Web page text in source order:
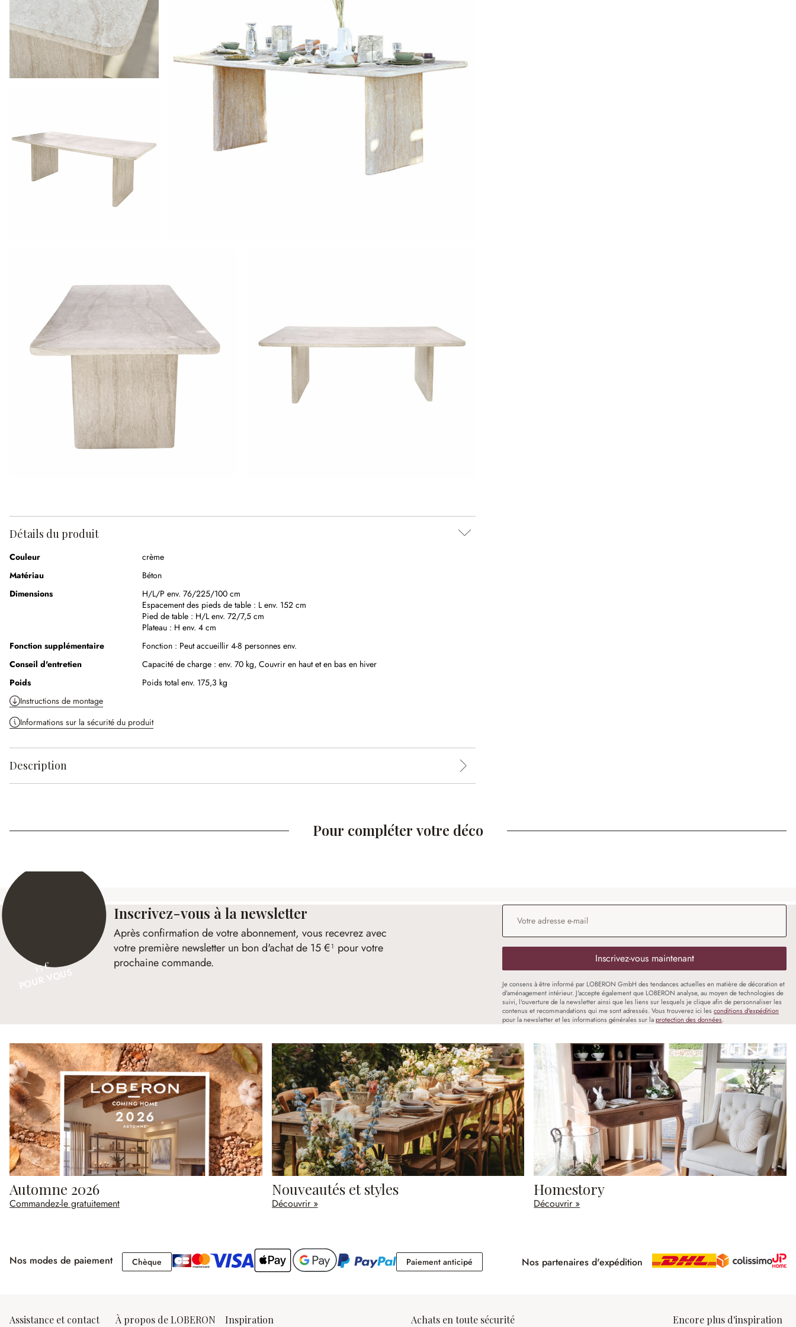
Détails du produit
Couleur
crème
Matériau
Béton
Dimensions
H/L/P env. 76/225/100 cm
Espacement des pieds de table : L env. 152 cm
Pied de table : H/L env. 72/7,5 cm
Plateau : H env. 4 cm
Fonction supplémentaire
Fonction : Peut accueillir 4-8 personnes env.
Conseil d'entretien
Capacité de charge : env. 70 kg, Couvrir en haut et en bas en hiver
Poids
Poids total env. 175,3 kg
Instructions de montage
Informations sur la sécurité du produit
Description
Pour compléter votre déco
15 €
Inscrivez-vous à la newsletter
Après confirmation de votre abonnement, vous recevrez avec
votre première newsletter un bon d'achat de 15 €¹ pour votre
prochaine commande.
Adresse e-mail
Inscrivez-vous maintenant
Je consens à être informé par LOBERON GmbH des tendances actuelles en matière de décoration et
d'aménagement intérieur. J'accepte également que LOBERON analyse, au moyen de technologies de
suivi, l'ouverture de la newsletter ainsi que les liens sur lesquels je clique afin de personnaliser les
contenus et recommandations qui me sont adressés. Vous trouverez ici les conditions d'expédition
pour la newsletter et les informations générales sur laprotection des données.
Automne 2026
Commandez-le gratuitement
Nouveautés et styles
Découvrir »
Homestory
Découvrir »
Nos modes de paiement Chèque Chèque Paiement anticipéPaiement anticipéNos partenaires d'expédition
Assistance et contact À propos de LOBERON Inspiration Achats en toute sécurité Encore plus d'inspiration